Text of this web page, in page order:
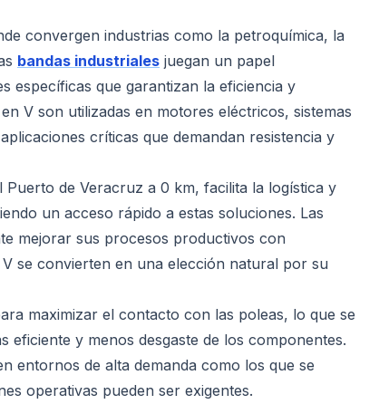
convergen industrias como la petroquímica, la
bandas industriales juegan un papel
específicas que garantizan la eficiencia y
V son utilizadas en motores eléctricos, sistemas
críticas que demandan resistencia y
de Veracruz a 0 km, facilita la logística y
un acceso rápido a estas soluciones. Las
mejorar sus procesos productivos con
se convierten en una elección natural por su
maximizar el contacto con las poleas, lo que se
y menos desgaste de los componentes.
entornos de alta demanda como los que se
operativas pueden ser exigentes.